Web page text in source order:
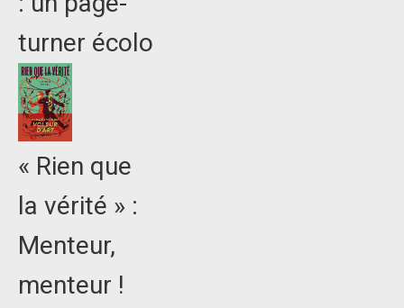
turner écolo
« Rien que
la vérité » :
Menteur,
menteur !